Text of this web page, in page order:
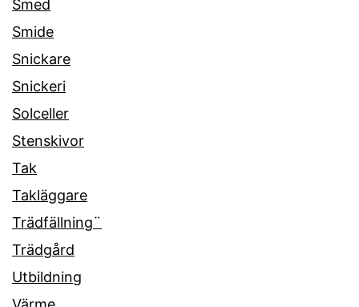
Smed
Smide
Snickare
Snickeri
Solceller
Stenskivor
Tak
Takläggare
Trädfällning¨
Trädgård
Utbildning